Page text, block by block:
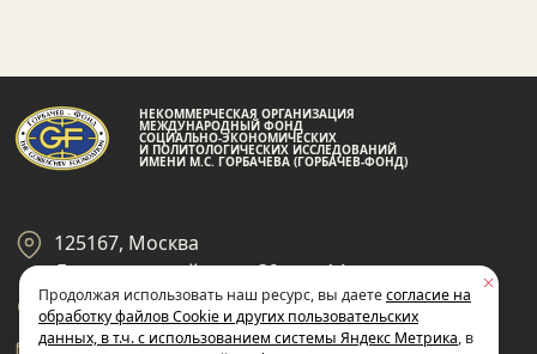
НЕКОММЕРЧЕСКАЯ ОРГАНИЗАЦИЯ
МЕЖДУНАРОДНЫЙ ФОНД
СОЦИАЛЬНО-ЭКОНОМИЧЕСКИХ
И ПОЛИТОЛОГИЧЕСКИХ ИССЛЕДОВАНИЙ
ИМЕНИ М.С. ГОРБАЧЕВА (ГОРБАЧЕВ-ФОНД)
125167, Москва
Ленинградский пр-кт 39, стр 14
+7 495 945-59-99
Продолжая использовать наш ресурс, вы даетесогласие на
обработку файлов Cookie и других пользовательских
данных, в т.ч. с использованием системы Яндекс Метрика, в